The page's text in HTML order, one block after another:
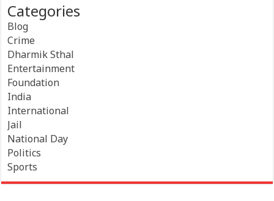
Categories
Blog
Crime
Dharmik Sthal
Entertainment
Foundation
India
International
Jail
National Day
Politics
Sports